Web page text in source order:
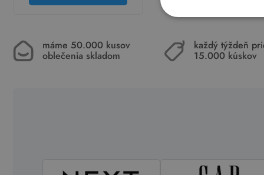
máme 50.000 kusov
oblečenia skladom
každý týždeň
15.000 kúskov